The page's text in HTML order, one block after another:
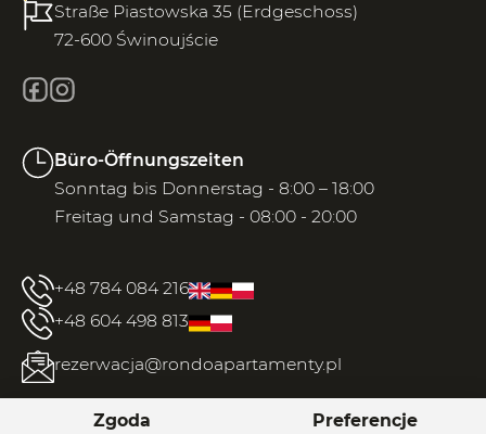
Straße Piastowska 35 (Erdgeschoss)
72-600 Świnoujście
Büro-Öffnungszeiten
Sonntag bis Donnerstag - 8:00 – 18:00
Freitag und Samstag - 08:00 - 20:00
+48 784 084 216
+48 604 498 813
rezerwacja@rondoapartamenty.pl
Zgoda Preferencje